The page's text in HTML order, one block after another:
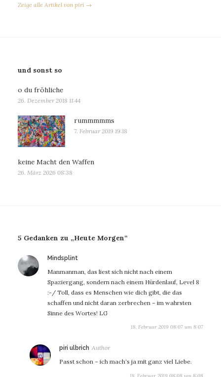
Zeige alle Artikel von piri →
und sonst so
o du fröhliche
26. Dezember 2018 11:44
rummmmms
7. Februar 2019 19:18
keine Macht den Waffen
26. März 2026 08:38
5 Gedanken zu „Heute Morgen“
Mindsplintsagt:
Manmanman, das liest sich nicht nach einem
Spaziergang, sondern nach einem Hürdenlauf, Level 8
:-/ Toll, dass es Menschen wie dich gibt, die das
schaffen und nicht daran zerbrechen – im wahrsten
Sinne des Wortes! LG
18. Februar 2019 08:07 um 8:07
piri ulbrich sagt:
Passt schon – ich mach‘s ja mit ganz viel Liebe.
18. Februar 2019 08:08 um 8:08